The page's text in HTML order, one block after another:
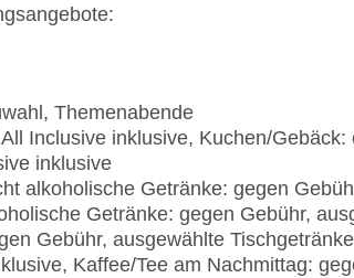
Themenabende
Inclusive inklusive, Kuchen/
inklusive
alkoholische Getränke: gegen
Getränke: gegen Gebühr,
Gebühr, ausgewählte
Kaffee/Tee am Nachmittag: